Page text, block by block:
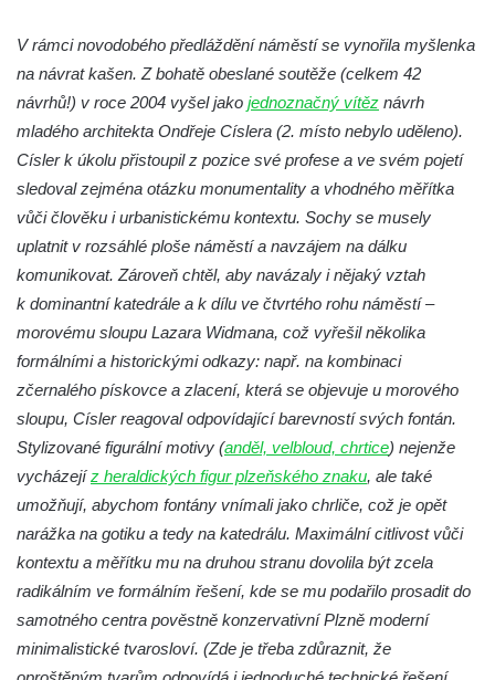
Fontána u Městského úřadu v Tanvaldu
Fontána před zámkem Nový Berštejn
Kašna na křižovatce v Cítolibech
Kašna na návsi ve Strupčicích
Kašna na náměstí Tomáše Garrigue
Masaryka v České Lípě
Kašna na Mírovém náměstí v Postoloprtech
Bývalá kašna u křižovatky v Mostecké ulici
před domem čp. 2150 v Litvínově
Kamenná nádrž na vodu před kostelem
svatých Šimona a Judy v Lipové u Šluknova
Kašna na náměstí ve Chřibské
Kašna v bývalém parku ve Sládkově ulici u
Domova seniorů v České Kamenici
Fontána u podchodu na konci promenády u
hlavního nádraží v Ústí nad Labem
Fontána se slunečními hodinami na
V rámci novodobého předláždění náměstí se vynořila myšlenka
na návrat kašen. Z bohatě obeslané soutěže (celkem 42
návrhů!) v roce 2004 vyšel jako jednoznačný vítěz návrh
mladého architekta Ondřeje Císlera (2. místo nebylo uděleno).
Císler k úkolu přistoupil z pozice své profese a ve svém pojetí
sledoval zejména otázku monumentality a vhodného měřítka
vůči člověku i urbanistickému kontextu. Sochy se musely
uplatnit v rozsáhlé ploše náměstí a navzájem na dálku
komunikovat. Zároveň chtěl, aby navázaly i nějaký vztah
k dominantní katedrále a k dílu ve čtvrtého rohu náměstí –
morovému sloupu Lazara Widmana, což vyřešil několika
formálními a historickými odkazy: např. na kombinaci
zčernalého pískovce a zlacení, která se objevuje u morového
sloupu, Císler reagoval odpovídající barevností svých fontán.
Stylizované figurální motivy (anděl, velbloud, chrtice) nejenže
vycházejíz heraldických figur plzeňského znaku, ale také
umožňují, abychom fontány vnímali jako chrliče, což je opět
narážka na gotiku a tedy na katedrálu. Maximální citlivost vůči
kontextu a měřítku mu na druhou stranu dovolila být zcela
radikálním ve formálním řešení, kde se mu podařilo prosadit do
samotného centra pověstně konzervativní Plzně moderní
minimalistické tvarosloví. (Zde je třeba zdůraznit, že